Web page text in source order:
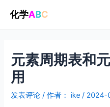
化学ABC
元素周期表和
用
发表评论 / 作者： ike/ 2024-